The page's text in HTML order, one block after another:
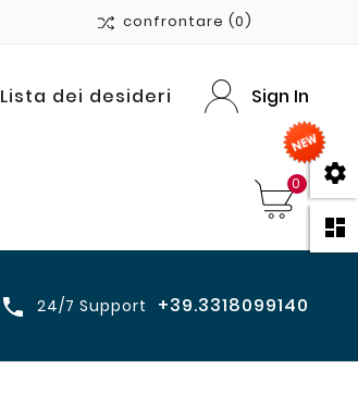


confrontare (0)
Lista dei desideri Sign In
0
 24/7 Support +39.3318099140